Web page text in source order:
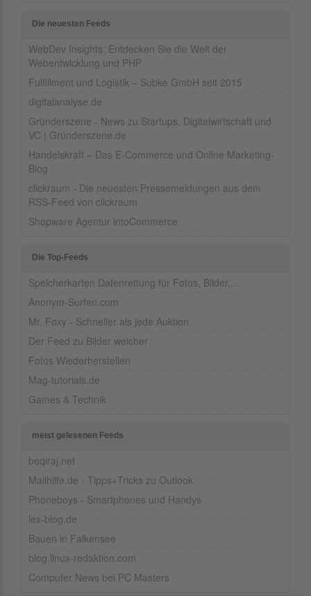
Die neuesten Feeds
WebDev Insights: Entdecken Sie die Welt der
Webentwicklung und PHP
Fulfillment und Logistik – Subke GmbH seit 2015
digitalanalyse.de
Gründerszene - News zu Startups, Digitalwirtschaft und
VC | Gründerszene.de
Handelskraft – Das E-Commerce und Online Marketing-
Blog
clickraum - Die neuesten Pressemeldungen aus dem
RSS-Feed von clickraum
Shopware Agentur intoCommerce
Die Top-Feeds
Speicherkarten Datenrettung für Fotos, Bilder,...
Anonym-Surfen.com
Mr. Foxy - Schneller als jede Auktion
Der Feed zu Bilder weicher
Fotos Wiederherstellen
Mag-tutorials.de
Games & Technik
meist gelesenen Feeds
beqiraj.net
Mailhilfe.de - Tipps+Tricks zu Outlook
Phoneboys - Smartphones und Handys
lex-blog.de
Bauen in Falkensee
blog.linux-redaktion.com
Computer News bei PC Masters